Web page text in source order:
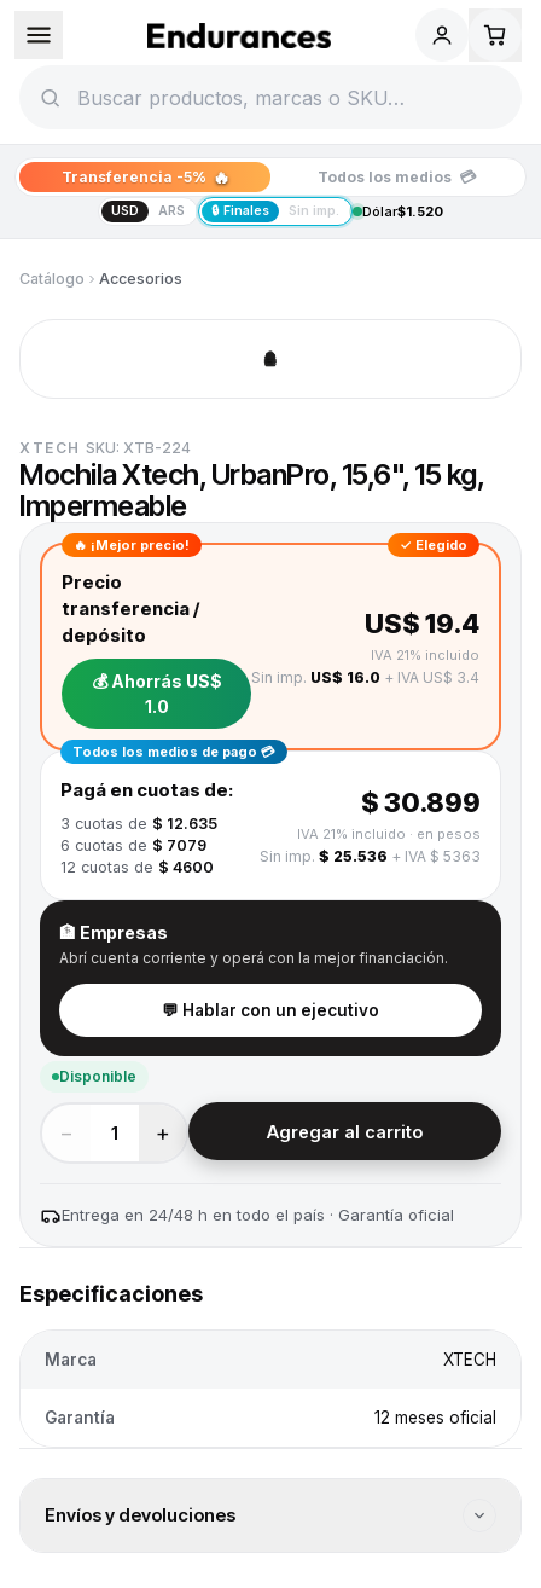
Transferencia -5% 🔥 Todos los medios 💳
USD ARS 🔒 Finales Sin imp. Dólar$1.520
Catálogo Accesorios
XTECH SKU: XTB-224
Mochila Xtech, UrbanPro, 15,6", 15 kg,
Impermeable
🔥 ¡Mejor precio! ✓ Elegido
Precio
transferencia /
depósito
💰 Ahorrás US$
1.0
US$ 19.4
IVA 21% incluido
Sin imp. US$ 16.0 + IVA US$ 3.4
Todos los medios de pago 💳
Pagá en cuotas de:
3 cuotas de $ 12.635
6 cuotas de $ 7079
12 cuotas de $ 4600
$ 30.899
IVA 21% incluido · en pesos
Sin imp. $ 25.536 + IVA $ 5363
🏦 Empresas
Abrí cuenta corriente y operá con la mejor financiación.
💬 Hablar con un ejecutivo
Disponible
− 1 + Agregar al carrito
Entrega en 24/48 h en todo el país · Garantía oficial
Especificaciones
Marca XTECH
Garantía 12 meses oficial
Envíos y devoluciones